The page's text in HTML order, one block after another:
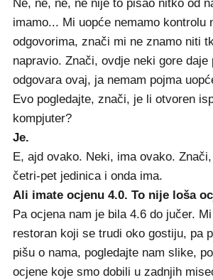
Ne, ne, ne, ne nije to pisao nitko od
imamo... Mi uopće nemamo kontrolu
odgovorima, znači mi ne znamo niti
napravio. Znači, ovdje neki gore daje
odgovara ovaj, ja nemam pojma
Evo pogledajte, znači, je li otvoren
kompjuter?
Je.
E, ajd ovako. Neki, ima ovako.
četri-pet jedinica i onda ima.
Ali imate ocjenu 4.0. To nije loša
Pa ocjena nam je bila 4.6 do jučer.
restoran koji se trudi oko gostiju, pa
pišu o nama, pogledajte nam slike,
ocjene koje smo dobili u zadnjih